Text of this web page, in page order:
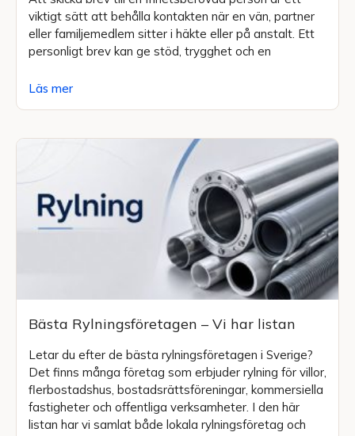
viktigt sätt att behålla kontakten när en vän, partner
eller familjemedlem sitter i häkte eller på anstalt. Ett
personligt brev kan ge stöd, trygghet och en
Läs mer
Bästa Rylningsföretagen – Vi har listan
Letar du efter de bästa rylningsföretagen i Sverige?
Det finns många företag som erbjuder rylning för villor,
flerbostadshus, bostadsrättsföreningar, kommersiella
fastigheter och offentliga verksamheter. I den här
listan har vi samlat både lokala rylningsföretag och